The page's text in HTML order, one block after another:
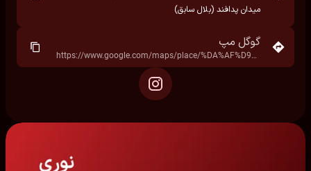
میدان پدافند (بلال سابق)
گوگل مپ
https://www.google.com/maps/place/%DA%AF%D9%86%D8%A7%D8%A8%D8%A7%D8%AF+%D9%85%DB%8C%D8%AF%D8%A7%D9%86+%D8%A7%D9%85%D8%A7%D9%85+%D8%B1%D8%B6%D8%A7+%D8%A8%D9%84%D9%88%D8%A7%D8%B1+%DA%A9%D8%A7%D9%85%DB%8C%D9%88%D9%86%D8%AF%D8%A7%D8%B1%D8%A7%D9%86%E2%80%AD/data=!4m7!3m6!1s0x3f121f003aad40ab:0x4b664ef6be384e93!8m2!3d34.3529659!4d58.6837748!16s%2Fg%2F11yb7gqkjz!19sChIJq0CtOgAfEj8Rk044vvZOZks?hl=fa&rclk=1